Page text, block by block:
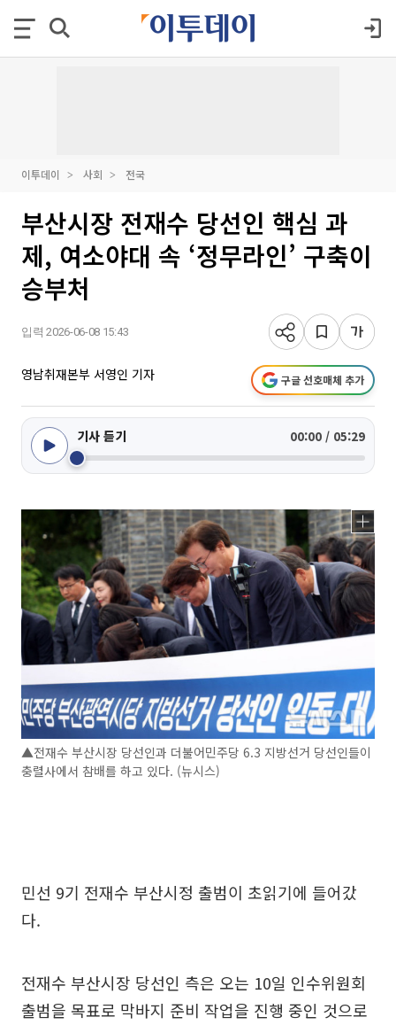
이투데이 사회 전국
부산시장 전재수 당선인 핵심 과
제, 여소야대 속 ‘정무라인’ 구축이
승부처
입력 2026-06-08 15:43
영남취재본부 서영인 기자 구글 선호매체 추가
기사 듣기 00:00 / 05:29
▲전재수 부산시장 당선인과 더불어민주당 6.3 지방선거 당선인들이
충렬사에서 참배를 하고 있다. (뉴시스)
민선 9기 전재수 부산시정 출범이 초읽기에 들어갔
다.
전재수 부산시장 당선인 측은 오는 10일 인수위원회
출범을 목표로 막바지 준비 작업을 진행 중인 것으로